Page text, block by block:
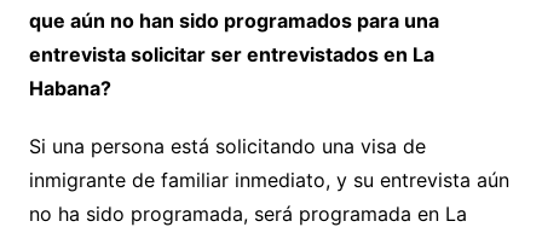
que aún no han sido programados para una
entrevista solicitar ser entrevistados en La
Habana?
Si una persona está solicitando una visa de
inmigrante de familiar inmediato, y su entrevista aún
no ha sido programada, será programada en La